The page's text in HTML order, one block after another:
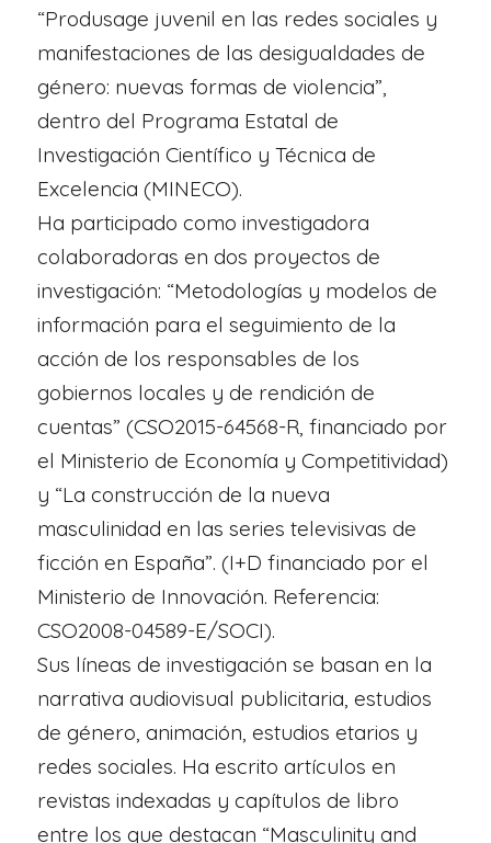
“Produsage juvenil en las redes sociales y
manifestaciones de las desigualdades de
género: nuevas formas de violencia”,
dentro del Programa Estatal de
Investigación Científico y Técnica de
Excelencia (MINECO).
Ha participado como investigadora
colaboradoras en dos proyectos de
investigación: “Metodologías y modelos de
información para el seguimiento de la
acción de los responsables de los
gobiernos locales y de rendición de
cuentas” (CSO2015-64568-R, financiado por
el Ministerio de Economía y Competitividad)
y “La construcción de la nueva
masculinidad en las series televisivas de
ficción en España”. (I+D financiado por el
Ministerio de Innovación. Referencia:
CSO2008-04589-E/SOCI).
Sus líneas de investigación se basan en la
narrativa audiovisual publicitaria, estudios
de género, animación, estudios etarios y
redes sociales. Ha escrito artículos en
revistas indexadas y capítulos de libro
entre los que destacan “Masculinity and